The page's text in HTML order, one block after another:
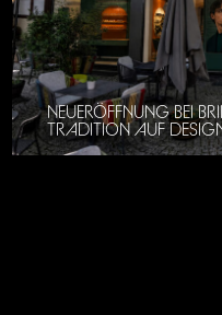
NEUERÖFFNUNG BEI
TRADITION AUF